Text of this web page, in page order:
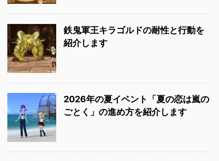
鉄鬼軍王キラゴルドの耐性と行動を
紹介します
2026年の夏イベント「夏の恋は嵐の
ごとく」の進め方を紹介します